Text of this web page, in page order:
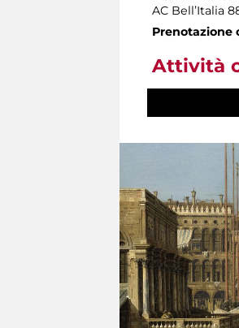
AC Bell’Italia
Prenotazione
Attività